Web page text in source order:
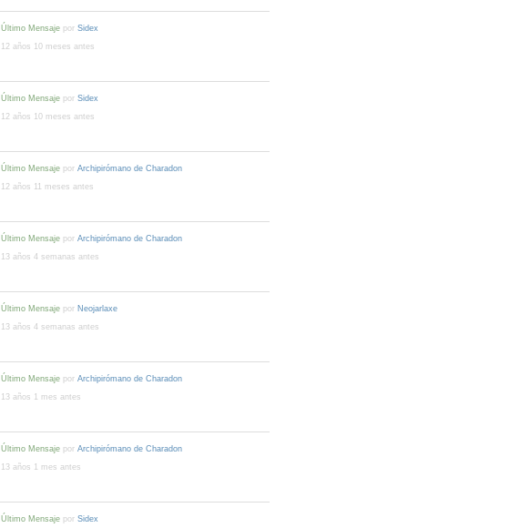
Último Mensaje por Sidex
12 años 10 meses antes
Último Mensaje por Sidex
12 años 10 meses antes
Último Mensaje por Archipirómano de Charadon
12 años 11 meses antes
Último Mensaje por Archipirómano de Charadon
13 años 4 semanas antes
Último Mensaje por Neojarlaxe
13 años 4 semanas antes
Último Mensaje por Archipirómano de Charadon
13 años 1 mes antes
Último Mensaje por Archipirómano de Charadon
13 años 1 mes antes
Último Mensaje por Sidex